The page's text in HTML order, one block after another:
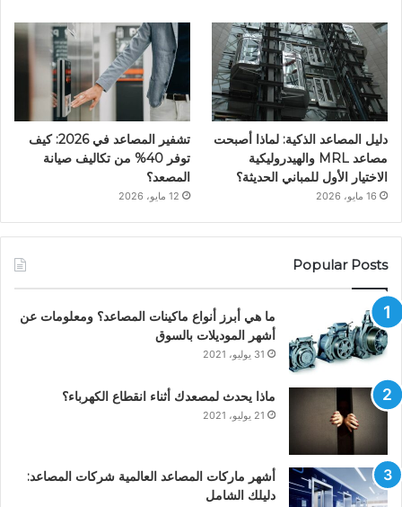
دليل المصاعد الذكية: لماذا أصبحت
مصاعد MRL والهيدروليكية
الاختيار الأول للمباني الحديثة؟
16 مايو، 2026
تشفير المصاعد في 2026: كيف
توفر 40% من تكاليف صيانة
المصعد؟
12 مايو، 2026
Popular Posts
ما هي أبرز أنواع ماكينات المصاعد؟ ومعلومات عن
أشهر الموديلات بالسوق
31 يوليو، 2021
ماذا يحدث لمصعدك أثناء انقطاع الكهرباء؟
21 يوليو، 2021
أشهر ماركات المصاعد العالمية شركات المصاعد:
دليلك الشامل